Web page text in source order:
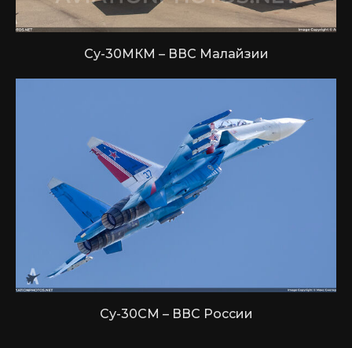
Су-30МКМ – ВВС Малайзии
Су-30СМ – ВВС России